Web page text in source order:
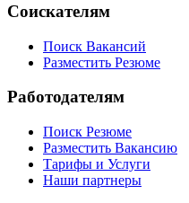
Соискателям
Поиск Вакансий
Разместить Резюме
Работодателям
Поиск Резюме
Разместить Вакансию
Тарифы и Услуги
Наши партнеры